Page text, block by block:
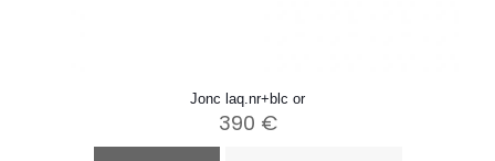
Jonc laq.nr+blc or
390 €